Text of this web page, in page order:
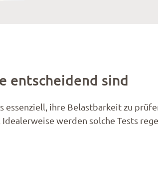
entscheidend sind
ihre Belastbarkeit zu
werden solche Tests